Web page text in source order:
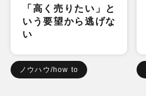
「高く売りたい」と
いう要望から逃げな
い
ノウハウ/how to